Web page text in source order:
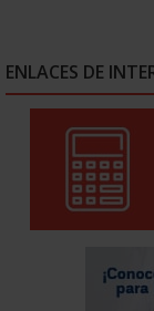
ENLACES DE